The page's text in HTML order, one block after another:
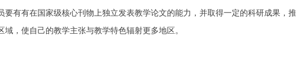
要有有在国家级核心刊物上独立发表教学论文的能力，并取得一定的科研成果，
域，使自己的教学主张与教学特色辐射更多地区。